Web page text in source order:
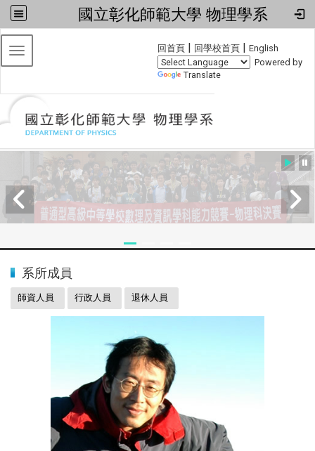
國立彰化師範大學 物理學系
回首頁 | 回學校首頁 | English
Powered by
Translate
Toggle navigation
系所成員
師資人員 行政人員 退休人員